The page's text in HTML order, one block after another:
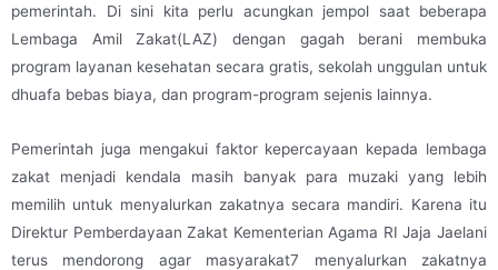
pemerintah. Di sini kita perlu acungkan jempol saat beberapa
Lembaga Amil Zakat(LAZ) dengan gagah berani membuka
program layanan kesehatan secara gratis, sekolah unggulan untuk
dhuafa bebas biaya, dan program-program sejenis lainnya.
Pemerintah juga mengakui faktor kepercayaan kepada lembaga
zakat menjadi kendala masih banyak para muzaki yang lebih
memilih untuk menyalurkan zakatnya secara mandiri. Karena itu
Direktur Pemberdayaan Zakat Kementerian Agama RI Jaja Jaelani
terus mendorong agar masyarakat7 menyalurkan zakatnya